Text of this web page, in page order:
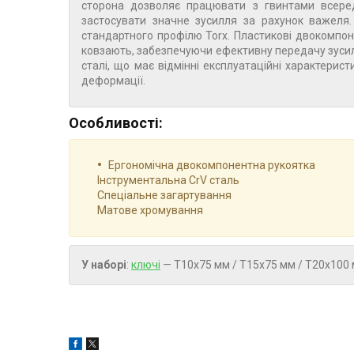
сторона дозволяє працювати з гвинтами
застосувати значне зусилля за рахунок
стандартного профілю Torx. Пластикові
ковзають, забезпечуючи ефективну передачу
сталі, що має відмінні експлуатаційні
деформації.
Особливості:
Ергономічна двокомпонентна рукоятка
Інструментальна CrV сталь
Спеціальне загартування
Матове хромування
У наборі: ключі — Т10х75 мм / Т15х75 мм /